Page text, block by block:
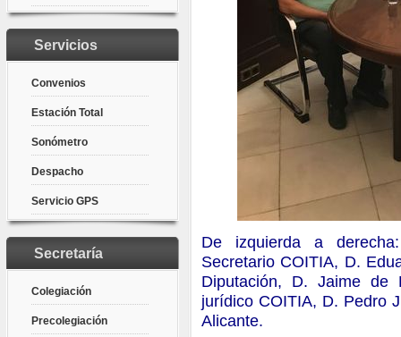
Servicios
Convenios
Estación Total
Sonómetro
Despacho
Servicio GPS
Secretaría
Colegiación
Precolegiación
De izquierda a
Secretario COITIA, D.
Diputación, D. Jaime
jurídico COITIA, D. Pedro
Alicante.